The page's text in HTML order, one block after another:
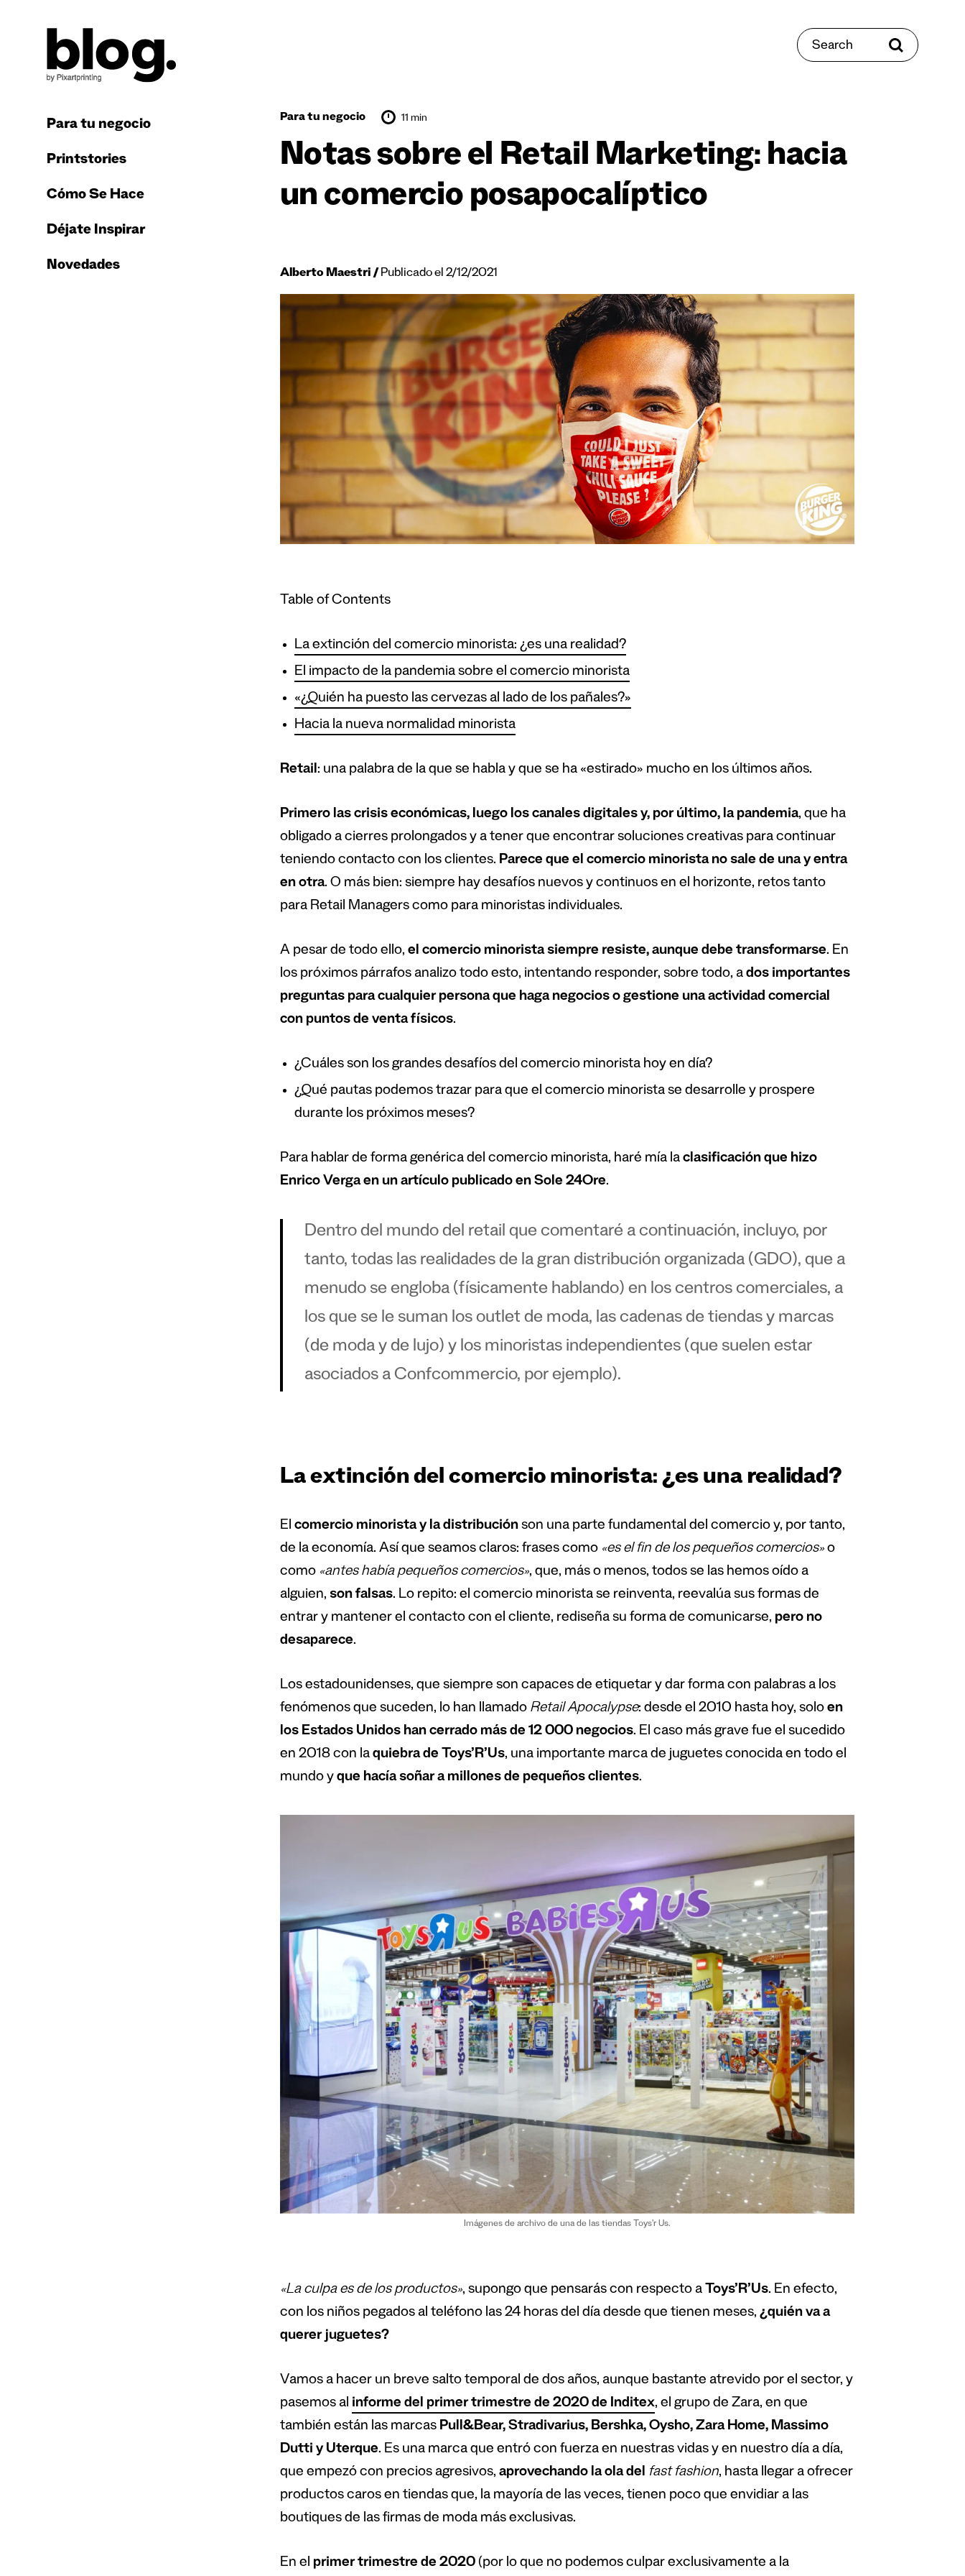
Para tu negocio
Printstories
Cómo Se Hace
Déjate Inspirar
Novedades
Search
Para tu negocio 11 min
Notas sobre el Retail Marketing: hacia
un comercio posapocalíptico
Alberto Maestri Publicado el 2/12/2021
Table of Contents
La extinción del comercio minorista: ¿es una realidad?
El impacto de la pandemia sobre el comercio minorista
«¿Quién ha puesto las cervezas al lado de los pañales?»
Hacia la nueva normalidad minorista
Retail: una palabra de la que se habla y que se ha «estirado» mucho en los últimos años.
Primero las crisis económicas, luego los canales digitales y, por último, la pandemia, que ha
obligado a cierres prolongados y a tener que encontrar soluciones creativas para continuar
teniendo contacto con los clientes. Parece que el comercio minorista no sale de una y entra
en otra. O más bien: siempre hay desafíos nuevos y continuos en el horizonte, retos tanto
para Retail Managers como para minoristas individuales.
A pesar de todo ello, el comercio minorista siempre resiste, aunque debe transformarse. En
los próximos párrafos analizo todo esto, intentando responder, sobre todo, ados importantes
preguntas para cualquier persona que haga negocios o gestione una actividad comercial
con puntos de venta físicos.
¿Cuáles son los grandes desafíos del comercio minorista hoy en día?
¿Qué pautas podemos trazar para que el comercio minorista se desarrolle y prospere
durante los próximos meses?
Para hablar de forma genérica del comercio minorista, haré mía la clasificación que hizo
Enrico Verga en un artículo publicado en Sole 24Ore.
Dentro del mundo del retail que comentaré a continuación, incluyo, por
tanto, todas las realidades de la gran distribución organizada (GDO), que a
menudo se engloba (físicamente hablando) en los centros comerciales, a
los que se le suman los outlet de moda, las cadenas de tiendas y marcas
(de moda y de lujo) y los minoristas independientes (que suelen estar
asociados a Confcommercio, por ejemplo).
La extinción del comercio minorista: ¿es una realidad?
El comercio minorista y la distribuciónson una parte fundamental del comercio y, por tanto,
de la economía. Así que seamos claros: frases como «es el fin de los pequeños comercios»o
como «antes había pequeños comercios», que, más o menos, todos se las hemos oído a
alguien, son falsas. Lo repito: el comercio minorista se reinventa, reevalúa sus formas de
entrar y mantener el contacto con el cliente, rediseña su forma de comunicarse, pero no
desaparece.
Los estadounidenses, que siempre son capaces de etiquetar y dar forma con palabras a los
fenómenos que suceden, lo han llamado Retail Apocalypse: desde el 2010 hasta hoy, soloen
los Estados Unidos han cerrado más de 12 000 negocios. El caso más grave fue el sucedido
en 2018 con laquiebra de Toys’R’Us, una importante marca de juguetes conocida en todo el
mundo yque hacía soñar a millones de pequeños clientes.
Imágenes de archivo de una de las tiendas Toys’r Us.
«La culpa es de los productos», supongo que pensarás con respecto a Toys’R’Us. En efecto,
con los niños pegados al teléfono las 24 horas del día desde que tienen meses, ¿quién va a
querer juguetes?
Vamos a hacer un breve salto temporal de dos años, aunque bastante atrevido por el sector, y
pasemos al informe del primer trimestre de 2020 de Inditex, el grupo de Zara, en que
también están las marcas Pull&Bear, Stradivarius, Bershka, Oysho, Zara Home, Massimo
Dutti y Uterque. Es una marca que entró con fuerza en nuestras vidas y en nuestro día a día,
que empezó con precios agresivos, aprovechando la ola del fast fashion, hasta llegar a ofrecer
productos caros en tiendas que, la mayoría de las veces, tienen poco que envidiar a las
boutiques de las firmas de moda más exclusivas.
En el primer trimestre de 2020(por lo que no podemos culpar exclusivamente a la